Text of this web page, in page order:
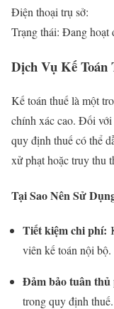
Điện thoại trụ sở:
Trạng thái: Đang hoạt
Dịch Vụ Kế Toán
Kế toán thuế là một
chính xác cao. Đối với
quy định thuế có thể
xử phạt hoặc truy thu
Tại Sao Nên Sử
Tiết kiệm chi phí:
viên kế toán nội bộ.
Đảm bảo tuân thủ
trong quy định thuế.